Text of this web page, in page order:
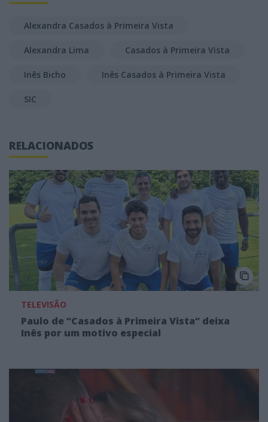
Alexandra Casados à Primeira Vista
Alexandra Lima Casados à Primeira Vista
Inês Bicho Inês Casados à Primeira Vista
SIC
RELACIONADOS
TELEVISÃO
Paulo de “Casados à Primeira Vista” deixa
Inês por um motivo especial